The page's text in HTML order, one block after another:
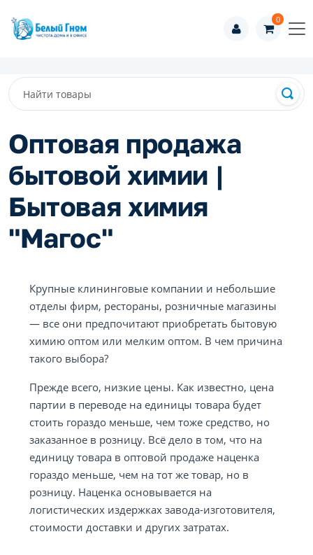
0
Оптовая продажа
бытовой химии |
Бытовая химия
"Магос"
Крупные клининговые компании и небольшие
отделы фирм, рестораны, розничные магазины
— все они предпочитают приобретать бытовую
химию оптом или мелким оптом. В чем причина
такого выбора?
Прежде всего, низкие цены. Как известно, цена
партии в переводе на единицы товара будет
стоить гораздо меньше, чем тоже средство, но
заказанное в розницу. Всё дело в том, что на
единицу товара в оптовой продаже наценка
гораздо меньше, чем на тот же товар, но в
розницу. Наценка основывается на
логистических издержках завода-изготовителя,
стоимости доставки и других затратах.